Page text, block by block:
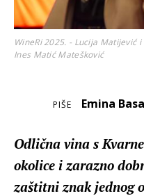
WineRi 2025. - Lucija Matijević i
Ines Matić Matešković
PIŠE Emina
Odlična vina s
okolice i zarazno
zaštitni znak jednog